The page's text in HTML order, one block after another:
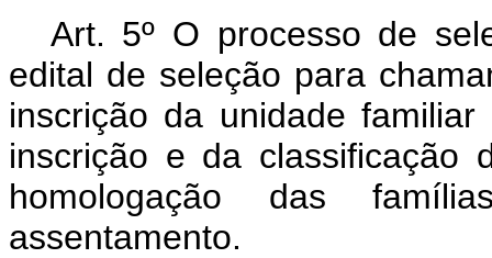
Art. 5º O processo de
edital de seleção para
inscrição da unidade
inscrição e da classificação
homologação das
assentamento.